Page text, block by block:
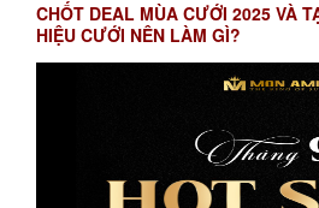
CHỐT DEAL MÙA CƯỚI 2025 VÀ
HIỆU CƯỚI NÊN LÀM GÌ?